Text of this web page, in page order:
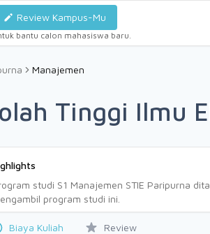
Review Kampus-Mu
bantu calon mahasiswa baru.
Manajemen
Tinggi Ilmu
studi S1 Manajemen STIE Paripurna
program studi ini.
Biaya Kuliah Review